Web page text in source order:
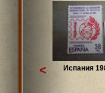
Испания
<